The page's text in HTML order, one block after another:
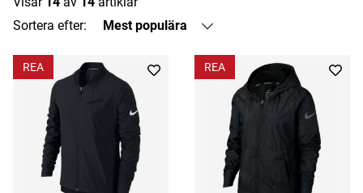
Sortera efter:
Mest populära
REA REA